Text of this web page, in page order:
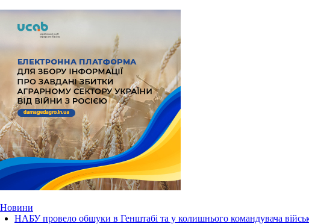
Новини
НАБУ провело обшуки в Генштабі та у колишнього командувача